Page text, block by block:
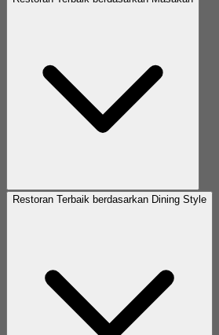
Restoran Terbaik berdasarkan Dining Style